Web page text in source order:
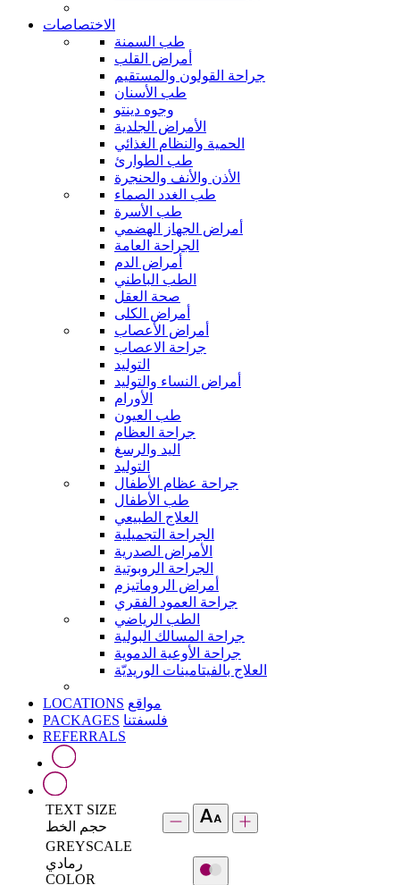
الاختصاصات
طب السمنة
أمراض القلب
جراحة القولون والمستقيم
طب الأسنان
وجوه دينتو
الأمراض الجلدية
الحمية والنظام الغذائي
طب الطوارئ
الأذن والأنف والحنجرة
طب الغدد الصماء
طب الأسرة
أمراض الجهاز الهضمي
الجراحة العامة
أمراض الدم
الطب الباطني
صحة العقل
أمراض الكلى
أمراض الأعصاب
جراحة الاعصاب
التوليد
أمراض النساء والتوليد
الأورام
طب العيون
جراحة العظام
اليد والرسغ
التوليد
جراحة عظام الأطفال
طب الأطفال
العلاج الطبيعي
الجراحة التجميلية
الأمراض الصدرية
الجراحة الروبوتية
أمراض الروماتيزم
جراحة العمود الفقري
الطب الرياضي
جراحة المسالك البولية
جراحة الأوعية الدموية
العلاج بالفيتامينات الوريديّة
LOCATIONS مواقع
PACKAGES فلسفتنا
REFERRALS
TEXT SIZE
حجم الخط
GREYSCALE
رمادي
COLOR